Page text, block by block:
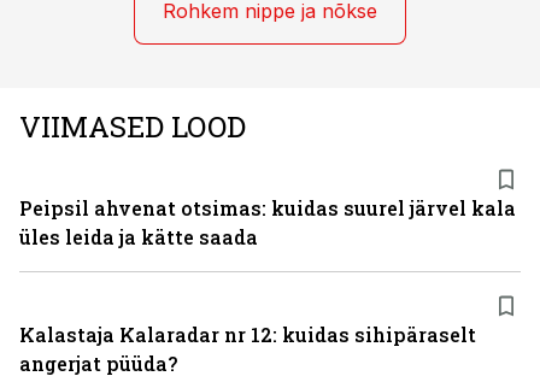
Rohkem nippe ja nõkse
VIIMASED LOOD
Peipsil ahvenat otsimas: kuidas suurel järvel kala
üles leida ja kätte saada
Kalastaja Kalaradar nr 12: kuidas sihipäraselt
angerjat püüda?